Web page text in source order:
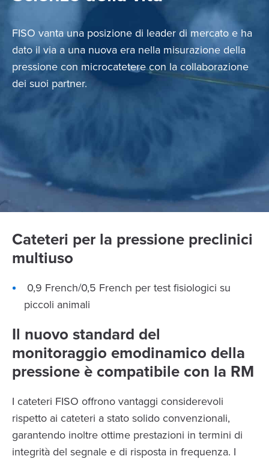
FISO vanta una posizione di leader di mercato e ha
dato il via a una nuova era nella misurazione della
pressione con microcatetere con la collaborazione
dei suoi partner.
Cateteri per la pressione preclinici
multiuso
0,9 French/0,5 French per test fisiologici su
piccoli animali
Il nuovo standard del
monitoraggio emodinamico della
pressione è compatibile con la RM
I cateteri FISO offrono vantaggi considerevoli
rispetto ai cateteri a stato solido convenzionali,
garantendo inoltre ottime prestazioni in termini di
integrità del segnale e di risposta in frequenza. I